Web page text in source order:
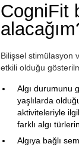
CogniFit
Bilişsel stimülasyon
etkili olduğu
Algı durumunu
yaşlılarda
aktiviteleriyle
farklı algı
Algıya bağlı